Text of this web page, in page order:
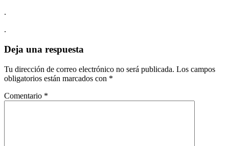
.
.
Deja una respuesta
Tu dirección de correo electrónico no será publicada. Los campos
obligatorios están marcados con *
Comentario *